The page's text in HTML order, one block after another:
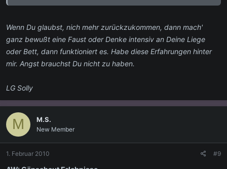
Wenn Du glaubst, nich mehr zurückzukommen, dann mach'
ganz bewußt eine Faust oder Denke intensiv an Deine Liege
oder Bett, dann funktioniert es. Habe diese Erfahrungen hinter
mir. Angst brauchst Du nicht zu haben.
LG Solly
M M.S.
New Member
1. Februar 2010 #9